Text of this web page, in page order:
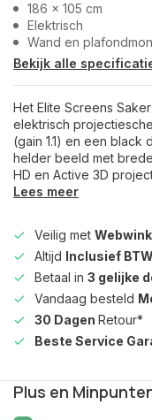
186 x 105 cm
Elektrisch
Wand en
Bekijk alle
Het Elite Screens
elektrisch
(gain 1.1) en een black
helder beeld met
HD en Active 3D
Lees meer
Veilig met
Altijd Inclusief BTW
Betaal in 3 gelijke
Vandaag besteld
30 Dagen Retour*
Beste Service
Plus en